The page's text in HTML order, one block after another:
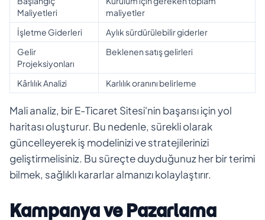
Maliyetleri
maliyetler
İşletme Giderleri
Aylık sürdürülebilir giderler
Gelir
Projeksiyonları
Beklenen satış gelirleri
Kârlılık Analizi Karlılık oranını belirleme
Mali analiz, bir E-Ticaret Sitesi'nin başarısı için yol
haritası oluşturur. Bu nedenle, sürekli olarak
güncelleyerek iş modelinizi ve stratejilerinizi
geliştirmelisiniz. Bu süreçte duyduğunuz her bir terimi
bilmek, sağlıklı kararlar almanızı kolaylaştırır.
Kampanya ve Pazarlama